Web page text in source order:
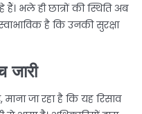
भले ही छात्रों की स्थिति अब
है कि उनकी सुरक्षा
जारी
जा रहा है कि यह रिसाव